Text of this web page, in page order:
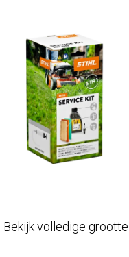
Bekijk volledige grootte